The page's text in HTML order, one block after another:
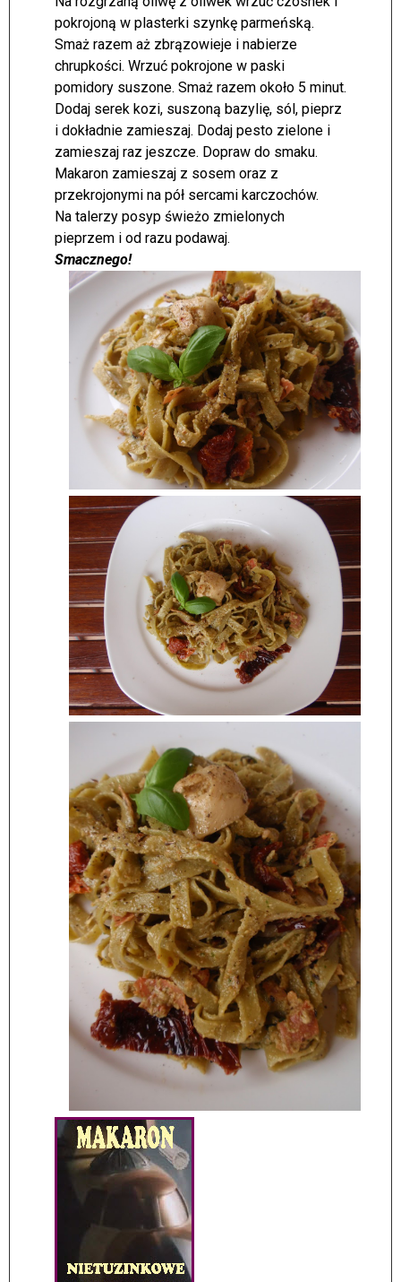
pokrojoną w plasterki szynkę parmeńską.
Smaż razem aż zbrązowieje i nabierze
chrupkości. Wrzuć pokrojone w paski
pomidory suszone. Smaż razem około 5 minut.
Dodaj serek kozi, suszoną bazylię, sól, pieprz
i dokładnie zamieszaj. Dodaj pesto zielone i
zamieszaj raz jeszcze. Dopraw do smaku.
Makaron zamieszaj z sosem oraz z
przekrojonymi na pół sercami karczochów.
Na talerzy posyp świeżo zmielonych
pieprzem i od razu podawaj.
Smacznego!